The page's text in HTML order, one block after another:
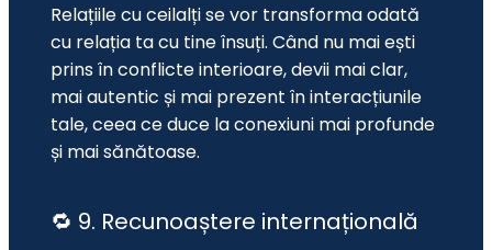
Relațiile cu ceilalți se vor transforma odată
cu relația ta cu tine însuți. Când nu mai ești
prins în conflicte interioare, devii mai clar,
mai autentic și mai prezent în interacțiunile
tale, ceea ce duce la conexiuni mai profunde
și mai sănătoase.
🔁 9. Recunoaștere internațională